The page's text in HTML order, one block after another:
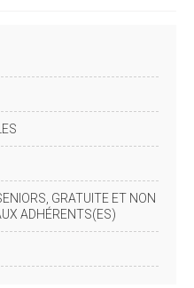
GRATUITE ET NON
ADHÉRENTS(ES)